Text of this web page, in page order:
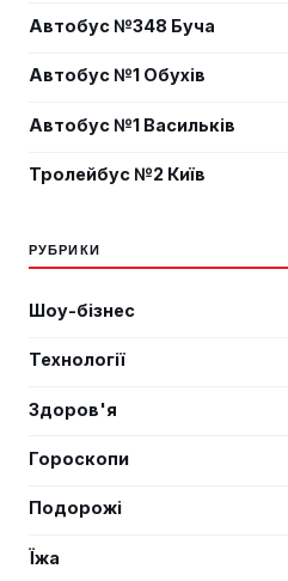
Автобус №348 Буча
Автобус №1 Обухів
Автобус №1 Васильків
Тролейбус №2 Київ
РУБРИКИ
Шоу-бізнес
Технології
Здоров'я
Гороскопи
Подорожі
Їжа